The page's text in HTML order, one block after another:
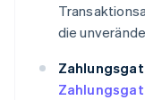
die